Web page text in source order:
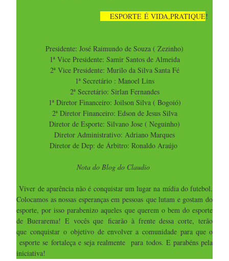
ESPORTE É VIDA,PRATIQUE!
Presidente: José Raimundo de Souza ( Zezinho)
1ª Vice Presidente: Samir Santos de Almeida
2ª Vice Presidente: Murilo da Silva Santa Fé
1ª Secretário : Manoel Lins
2ª Secretário: Sirlan Fernandes
1ª Diretor Financeiro: Joilson Silva ( Bogoió)
2ª Diretor Financeiro: Edson de Jesus Silva
Diretor de Esporte: Silvano Jose ( Neguinho)
Diretor Administrativo: Adriano Marques
Diretor de Dep: de Árbitro: Ronaldo Araújo
Nota do Blog do Claudio
Viver de aparência não é conquistar um lugar na mídia do futebol.
Colocamos as nossas esperanças em pessoas que lutam e gostam do
esporte, por isso parabenizo aqueles que querem o bem do esporte
de Buerarema! E vocês que ficarão à frente dessa corte, terão
que conquistar o objetivo de envolver a comunidade para que o
esporte se fortaleça e seja realmente para todos. E parabéns pela
iniciativa!